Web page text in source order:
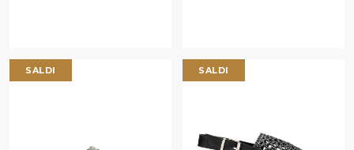
SALDI SALDI